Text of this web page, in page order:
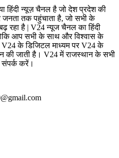
हिंदी न्यूज़ चैनल है जो देश प्रदेश की
जनता तक पहुंचाता है, जो सभी के
रहा है | V24 न्यूज चैनल का हिंदी
आप सभी के साथ और विश्वास के
के डिजिटल माध्यम पर V24 के
की जाती है। V24 में राजस्थान के सभी
संपर्क करें।